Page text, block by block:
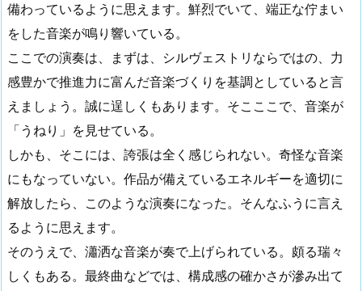
備わっているように思えます。鮮烈でいて、端正な佇まい
をした音楽が鳴り響いている。
ここでの演奏は、まずは、シルヴェストリならではの、力
感豊かで推進力に富んだ音楽づくりを基調としていると言
えましょう。誠に逞しくもあります。そこここで、音楽が
「うねり」を見せている。
しかも、そこには、誇張は全く感じられない。奇怪な音楽
にもなっていない。作品が備えているエネルギーを適切に
解放したら、このような演奏になった。そんなふうに言え
るように思えます。
そのうえで、瀟洒な音楽が奏で上げられている。頗る瑞々
しくもある。最終曲などでは、構成感の確かさが滲み出て